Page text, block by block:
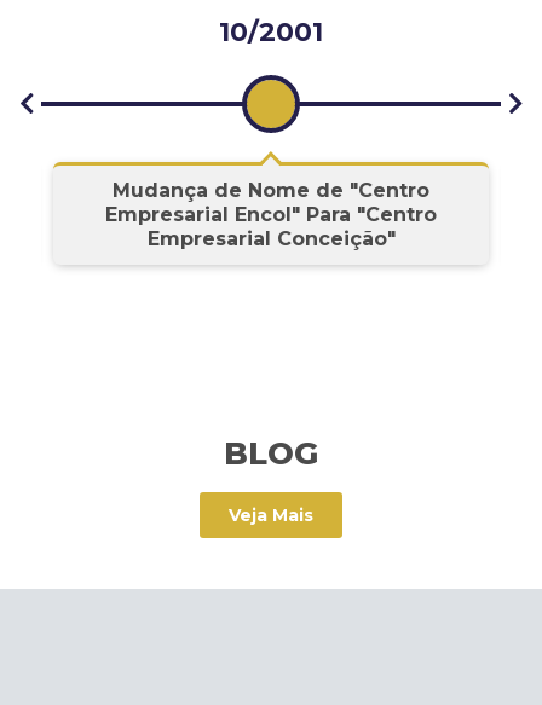
10/2001
Mudança de Nome de "Centro
Empresarial Encol" Para "Centro
Empresarial Conceição"
BLOG
Veja Mais